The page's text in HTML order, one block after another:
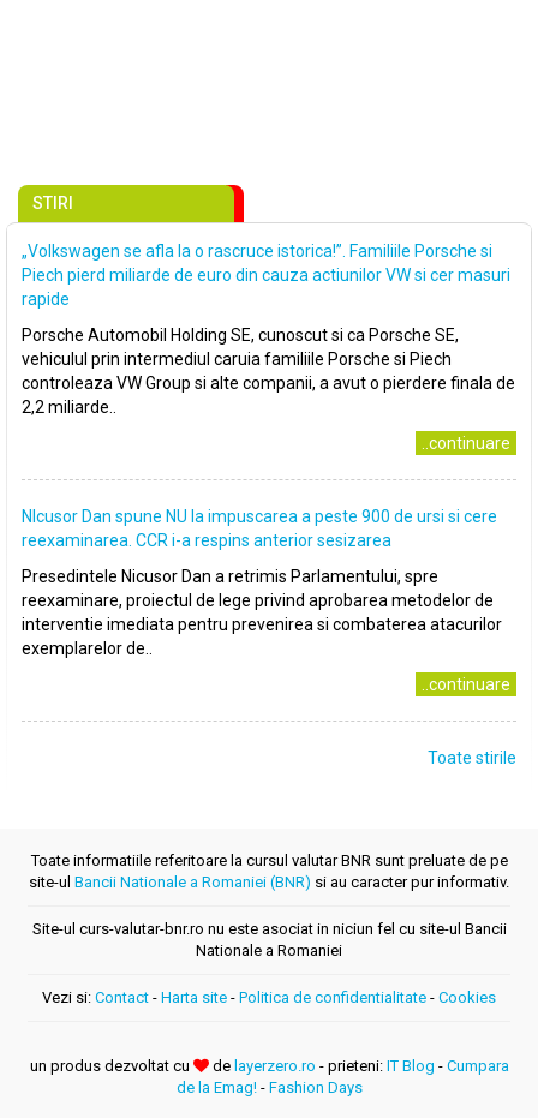
STIRI
„Volkswagen se afla la o rascruce istorica!”. Familiile Porsche si
Piech pierd miliarde de euro din cauza actiunilor VW si cer masuri
rapide
Porsche Automobil Holding SE, cunoscut si ca Porsche SE,
vehiculul prin intermediul caruia familiile Porsche si Piech
controleaza VW Group si alte companii, a avut o pierdere finala de
2,2 miliarde..
..continuare
NIcusor Dan spune NU la impuscarea a peste 900 de ursi si cere
reexaminarea. CCR i-a respins anterior sesizarea
Presedintele Nicusor Dan a retrimis Parlamentului, spre
reexaminare, proiectul de lege privind aprobarea metodelor de
interventie imediata pentru prevenirea si combaterea atacurilor
exemplarelor de..
..continuare
Toate stirile
Toate informatiile referitoare la cursul valutar BNR sunt preluate de pe
site-ul Bancii Nationale a Romaniei (BNR) si au caracter pur informativ.
Site-ul curs-valutar-bnr.ro nu este asociat in niciun fel cu site-ul Bancii
Nationale a Romaniei
Vezi si: Contact - Harta site - Politica de confidentialitate - Cookies
un produs dezvoltat cu de layerzero.ro - prieteni: IT Blog - Cumpara
de la Emag!- Fashion Days